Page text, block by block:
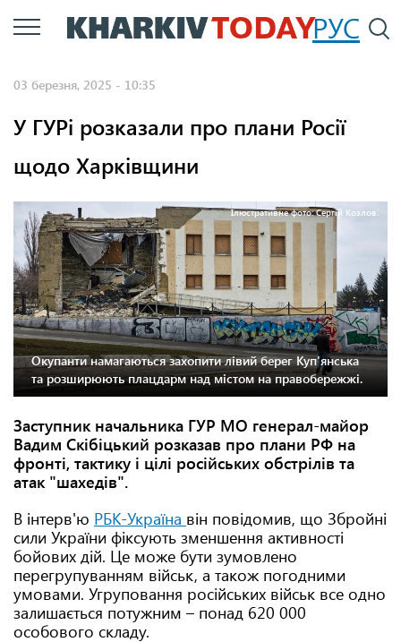
Перейти
до
РУС
03 березня, 2025 - 10:35
У ГУРі розказали про плани Росії
щодо Харківщини
Ілюстративне фото: Сергій Козлов.
Окупанти намагаються захопити лівий берег Куп'янська
та розширюють плацдарм над містом на правобережжі.
Заступник начальника ГУР МО генерал-майор
Вадим Скібіцький розказав про плани РФ на
фронті, тактику і цілі російських обстрілів та
атак "шахедів".
В інтерв'ю РБК-Україна він повідомив, що Збройні
сили України фіксують зменшення активності
бойових дій. Це може бути зумовлено
перегрупуванням військ, а також погодними
умовами. Угруповання російських військ все одно
залишається потужним – понад 620 000
особового складу.